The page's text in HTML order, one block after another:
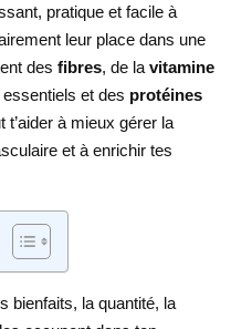
pratique et facile à
leur place dans une
des fibres, de la vitamine
et des protéines
t’aider à mieux gérer la
et à enrichir tes
bienfaits, la quantité, la